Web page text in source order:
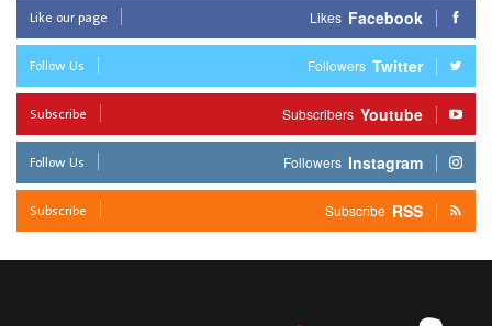
Facebook
Likes
Like our page
Twitter
Followers
Follow Us
Youtube
Subscribers
Subscribe
Instagram
Followers
Follow Us
RSS
Subscribe
Subscribe